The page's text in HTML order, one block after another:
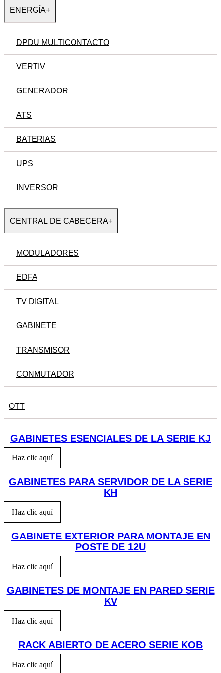
ENERGÍA+
DPDU MULTICONTACTO
VERTIV
GENERADOR
ATS
BATERÍAS
UPS
INVERSOR
CENTRAL DE CABECERA+
MODULADORES
EDFA
TV DIGITAL
GABINETE
TRANSMISOR
CONMUTADOR
OTT
GABINETES ESENCIALES DE LA SERIE KJ
Haz clic aquí
GABINETES PARA SERVIDOR DE LA SERIE
KH
Haz clic aquí
GABINETE EXTERIOR PARA MONTAJE EN
POSTE DE 12U
Haz clic aquí
GABINETES DE MONTAJE EN PARED SERIE
KV
Haz clic aquí
RACK ABIERTO DE ACERO SERIE KOB
Haz clic aquí